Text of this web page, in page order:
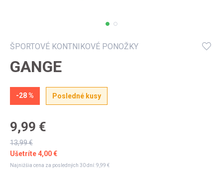
ŠPORTOVÉ KONTNIKOVÉ PONOŽKY
GANGE
-28 % Posledné kusy
9,99 €
13,99 €
Ušetríte4,00 €
Najnižšia cena za posledných 30 dní:9,99 €